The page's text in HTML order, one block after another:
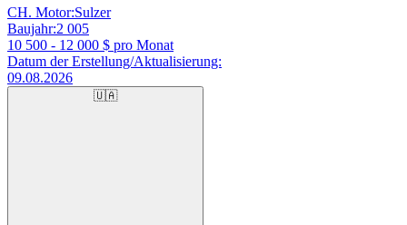
CH. Motor:Sulzer
Baujahr:2 005
10 500 - 12 000 $ pro Monat
Datum der Erstellung/Aktualisierung:
09.08.2026
🇺🇦